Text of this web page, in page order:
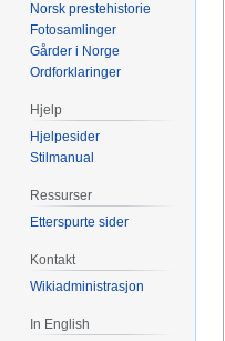
Norsk prestehistorie
Fotosamlinger
Gårder i Norge
Ordforklaringer
Hjelp
Hjelpesider
Stilmanual
Ressurser
Etterspurte sider
Kontakt
Wikiadministrasjon
In English